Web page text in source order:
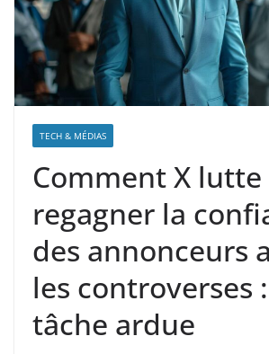
TECH & MÉDIAS
Comment X
regagner la
des annonceurs
les controverses
tâche ardue